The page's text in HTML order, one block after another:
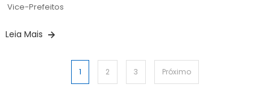
Vice-Prefeitos
Leia Mais
Paginação
1 2 3 Próximo